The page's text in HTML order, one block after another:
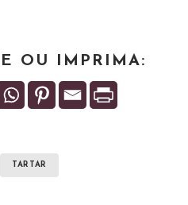
OU IMPRIMA:
TARTAR